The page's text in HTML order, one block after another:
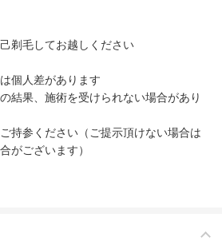
剃毛してお越しください
個人差があります
結果、施術を受けられない場合があり
持参ください（ご提示頂けない場合は
がございます）